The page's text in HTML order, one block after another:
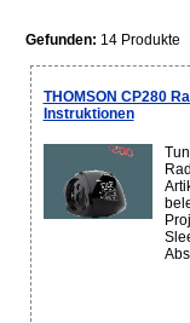
Gefunden: 14 Produkte
THOMSON CP280
Instruktionen